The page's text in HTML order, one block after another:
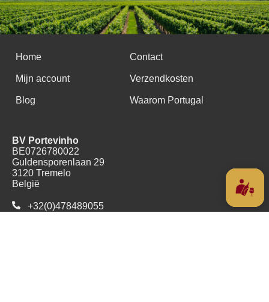
Home Contact
Mijn account Verzendkosten
Blog Waarom Portugal
BV Portevinho
BE0726780022
Guldensporenlaan 29
3120 Tremelo
België
+32(0)478489055